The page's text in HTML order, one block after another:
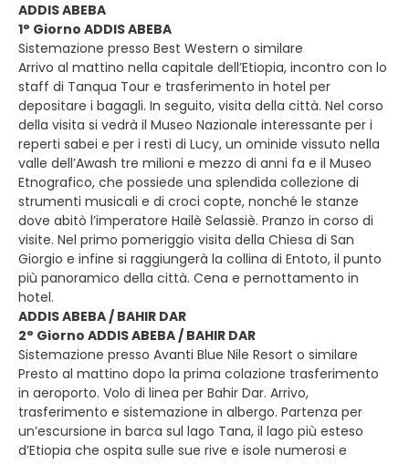
ADDIS ABEBA
1° Giorno ADDIS ABEBA
Sistemazione presso Best Western o similare
Arrivo al mattino nella capitale dell’Etiopia, incontro con lo
staff di Tanqua Tour e trasferimento in hotel per
depositare i bagagli. In seguito, visita della città. Nel corso
della visita si vedrà il Museo Nazionale interessante per i
reperti sabei e per i resti di Lucy, un ominide vissuto nella
valle dell’Awash tre milioni e mezzo di anni fa e il Museo
Etnografico, che possiede una splendida collezione di
strumenti musicali e di croci copte, nonché le stanze
dove abitò l’imperatore Hailè Selassiè. Pranzo in corso di
visite. Nel primo pomeriggio visita della Chiesa di San
Giorgio e infine si raggiungerà la collina di Entoto, il punto
più panoramico della città. Cena e pernottamento in
hotel.
ADDIS ABEBA / BAHIR DAR
2° Giorno ADDIS ABEBA / BAHIR DAR
Sistemazione presso Avanti Blue Nile Resort o similare
Presto al mattino dopo la prima colazione trasferimento
in aeroporto. Volo di linea per Bahir Dar. Arrivo,
trasferimento e sistemazione in albergo. Partenza per
un’escursione in barca sul lago Tana, il lago più esteso
d’Etiopia che ospita sulle sue rive e isole numerosi e